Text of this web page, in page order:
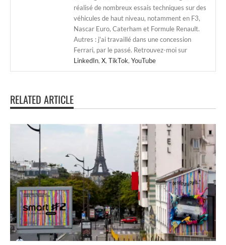
réalisé de nombreux essais techniques sur des
véhicules de haut niveau, notamment en F3,
Nascar Euro, Caterham et Formule Renault.
Autres : j'ai travaillé dans une concession
Ferrari, par le passé. Retrouvez-moi sur
LinkedIn, X, TikTok, YouTube
RELATED ARTICLE